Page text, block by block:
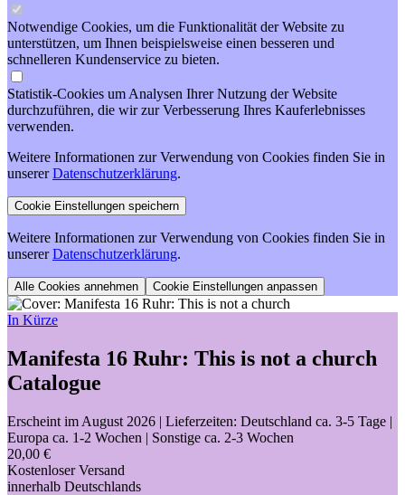
Notwendige Cookies, um die Funktionalität der Website zu
unterstützen, um Ihnen beispielsweise einen besseren und
schnelleren Kundenservice zu bieten.
Statistik-Cookies um Analysen Ihrer Nutzung der Website
durchzuführen, die wir zur Verbesserung Ihres Kauferlebnisses
verwenden.
Weitere Informationen zur Verwendung von Cookies finden Sie in
unsererDatenschutzerklärung.
Weitere Informationen zur Verwendung von Cookies finden Sie in
unsererDatenschutzerklärung.
Cookie Einstellungen anpassen
In Kürze
Manifesta 16 Ruhr: This is not a church
Catalogue
Erscheint im August 2026 | Lieferzeiten: Deutschland ca. 3-5 Tage |
Europa ca. 1-2 Wochen | Sonstige ca. 2-3 Wochen
20,00 €
Kostenloser Versand
innerhalb Deutschlands